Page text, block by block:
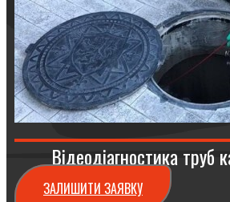
Відеодіагностика труб
ЗАЛИШИТИ ЗАЯВКУ